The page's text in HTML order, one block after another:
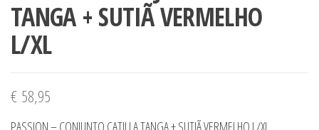
TANGA + SUTIÃ VERMELHO
L/XL
€ 58,95
PASSION – CONJUNTO CATILLA TANGA + SUTIÃ VERMELHO L/XL